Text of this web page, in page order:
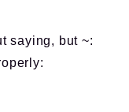
saying, but ~: